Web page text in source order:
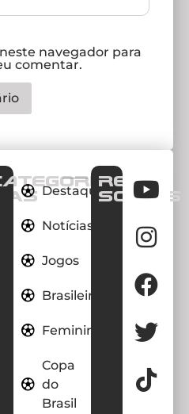
navegador para
comentar.
Destaques
Notícias
Jogos
Brasileirao
Feminino
Copa
do
Brasil
REDES
SOCIAIS